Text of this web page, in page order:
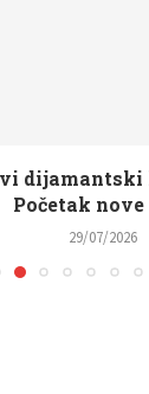
dijamantski
Početak nove
29/07/2026